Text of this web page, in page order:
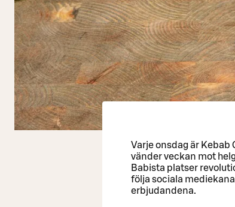
Varje onsdag är Kebab
vänder veckan mot
Babista platser
följa sociala
erbjudandena.